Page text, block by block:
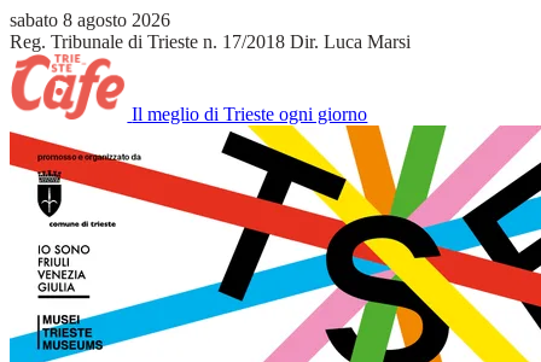
sabato 8 agosto 2026
Reg. Tribunale di Trieste n. 17/2018 Dir. Luca Marsi
Il meglio di Trieste ogni giorno